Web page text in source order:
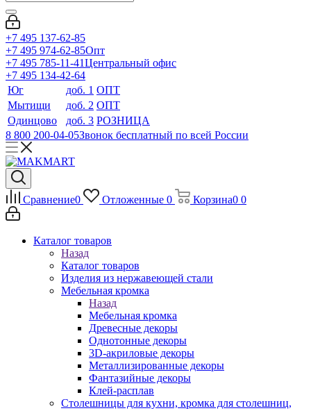
+7 495 137-62-85
+7 495 974-62-85Опт
+7 495 785-11-41Центральный офис
+7 495 134-42-64
Юг
доб. 1 ОПТ
Мытищи
доб. 2 ОПТ
Одинцово
доб. 3 РОЗНИЦА
8 800 200-04-05Звонок бесплатный по всей России
Сравнение0 Отложенные 0 Корзина0 0
Каталог товаров
Назад
Каталог товаров
Изделия из нержавеющей стали
Мебельная кромка
Назад
Мебельная кромка
Древесные декоры
Однотонные декоры
3D-акриловые декоры
Металлизированные декоры
Фантазийные декоры
Клей-расплав
Столешницы для кухни, кромка для столешниц,